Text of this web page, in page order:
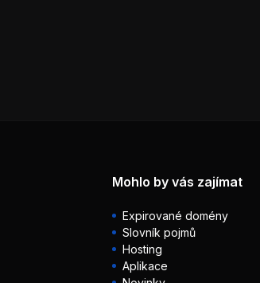
Mohlo by vás zajímat
Expirované domény
Slovník pojmů
Hosting
Aplikace